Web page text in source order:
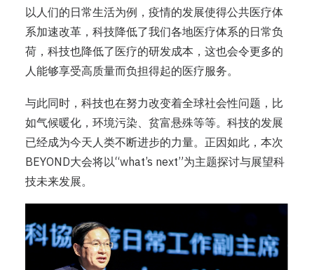
以人们的日常生活为例，疫情的发展使得公共医疗体
系加速改革，科技降低了我们各地医疗体系的日常负
荷，科技也降低了医疗的研发成本，这也会令更多的
人能够享受高质量而负担得起的医疗服务。
与此同时，科技也在努力改变着全球社会性问题，比
如气候暖化，环境污染、贫富悬殊等等。科技的发展
已经成为今天人类不断进步的力量。正因如此，本次
BEYOND大会将以“what’s next”为主题探讨与展望科
技未来发展。